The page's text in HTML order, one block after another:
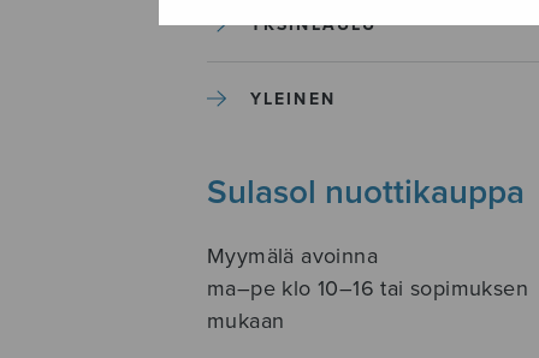
YKSINLAULU
YLEINEN
Sulasol nuottikauppa
Myymälä avoinna
ma–pe klo 10–16 tai sopimuksen
mukaan